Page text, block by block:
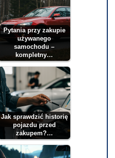
Pytania przy zakupie
używanego
samochodu –
kompletny…
Jak sprawdzić historię
pojazdu przed
zakupem?…